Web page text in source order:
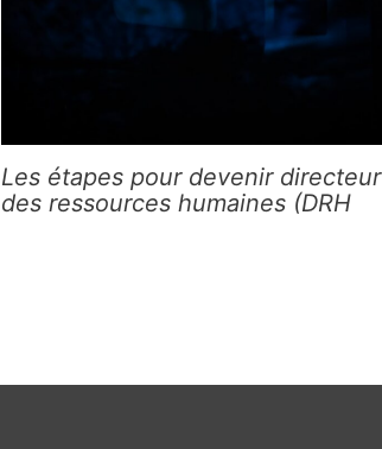
Les étapes pour devenir directeur
des ressources humaines (DRH